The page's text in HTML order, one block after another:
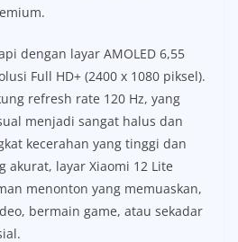
dengan layar AMOLED 6,55
Full HD+ (2400 x 1080 piksel).
refresh rate 120 Hz, yang
menjadi sangat halus dan
kecerahan yang tinggi dan
akurat, layar Xiaomi 12 Lite
menonton yang memuaskan,
bermain game, atau sekadar